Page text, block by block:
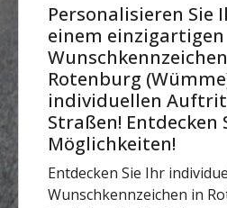
Personalisieren Sie
einem einzigartigen
Rotenburg
individuellen
Straßen! Entdecken
Möglichkeiten!
Entdecken Sie Ihr
Wunschkennzeichen in